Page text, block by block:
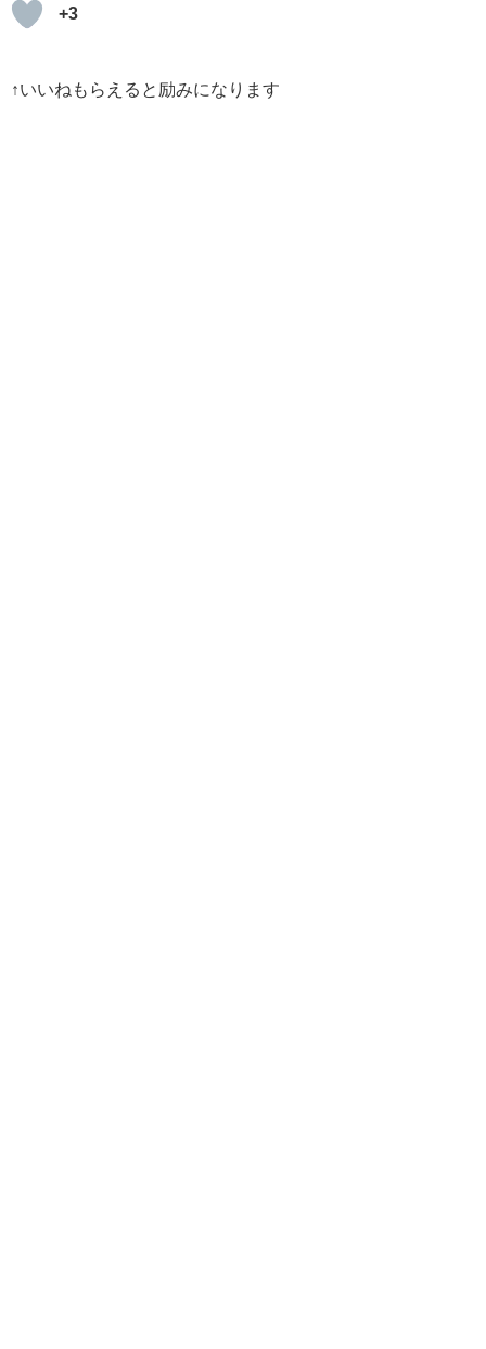
+3
↑いいねもらえると励みになります